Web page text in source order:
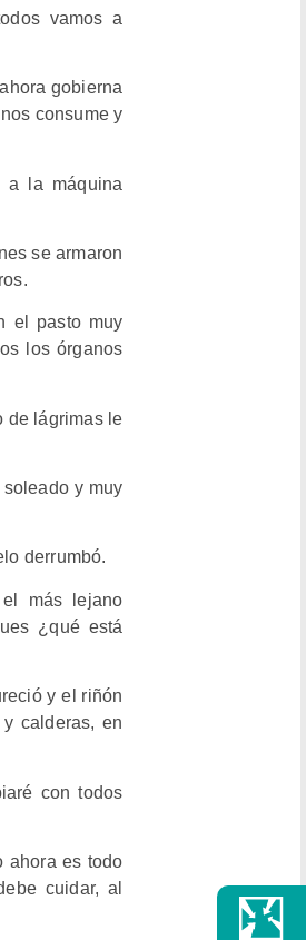
vamos a
gobierna
consume y
a la máquina
se armaron
el pasto muy
los órganos
de lágrimas le
y muy
derrumbó.
más lejano
ues ¿qué está
y el riñón
calderas, en
con todos
ahora es todo
cuidar, al